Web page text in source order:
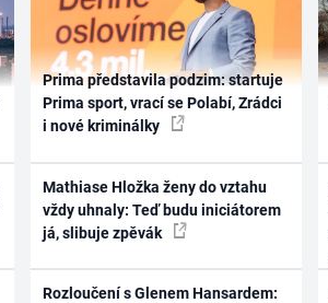
Prima představila podzim: startuje
Prima sport, vrací se Polabí, Zrádci
i nové kriminálky
Mathiase Hložka ženy do vztahu
vždy uhnaly: Teď budu iniciátorem
já, slibuje zpěvák
Rozloučení s Glenem Hansardem: